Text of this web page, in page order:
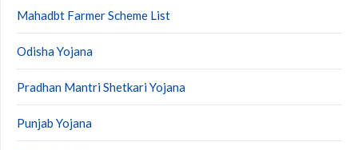
Mahadbt Farmer Scheme List
Odisha Yojana
Pradhan Mantri Shetkari Yojana
Punjab Yojana